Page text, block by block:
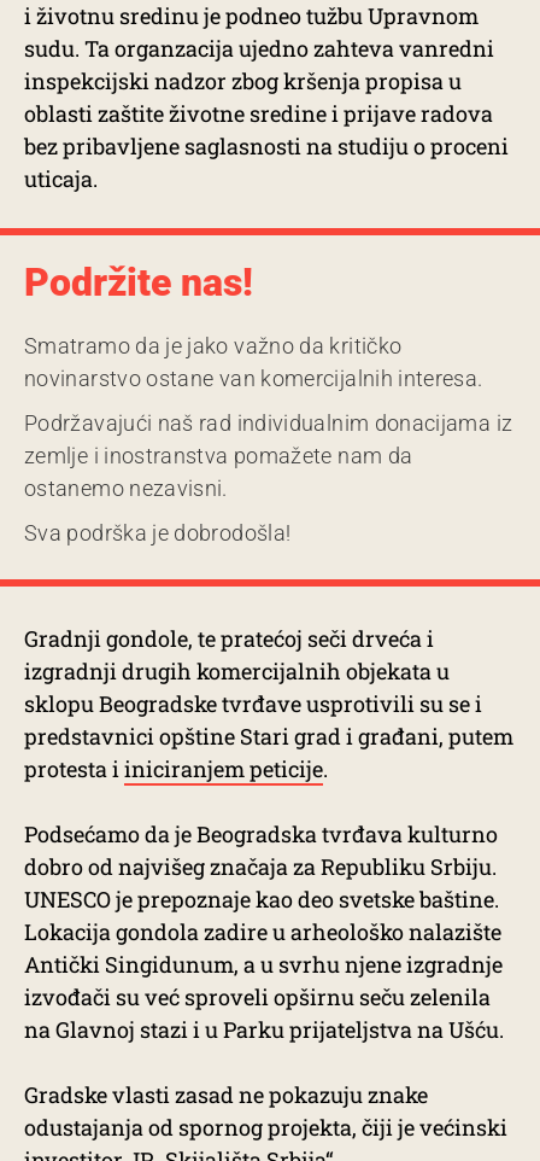
i životnu sredinu je podneo tužbu Upravnom
sudu. Ta organzacija ujedno zahteva vanredni
inspekcijski nadzor zbog kršenja propisa u
oblasti zaštite životne sredine i prijave radova
bez pribavljene saglasnosti na studiju o proceni
uticaja.
Podržite nas!
Smatramo da je jako važno da kritičko
novinarstvo ostane van komercijalnih interesa.
Podržavajući naš rad individualnim donacijama iz
zemlje i inostranstva pomažete nam da
ostanemo nezavisni.
Sva podrška je dobrodošla!
Gradnji gondole, te pratećoj seči drveća i
izgradnji drugih komercijalnih objekata u
sklopu Beogradske tvrđave usprotivili su se i
predstavnici opštine Stari grad i građani, putem
protesta iiniciranjem peticije.
Podsećamo da je Beogradska tvrđava kulturno
dobro od najvišeg značaja za Republiku Srbiju.
UNESCO je prepoznaje kao deo svetske baštine.
Lokacija gondola zadire u arheološko nalazište
Antički Singidunum, a u svrhu njene izgradnje
izvođači su već sproveli opširnu seču zelenila
na Glavnoj stazi i u Parku prijateljstva na Ušću.
Gradske vlasti zasad ne pokazuju znake
odustajanja od spornog projekta, čiji je većinski